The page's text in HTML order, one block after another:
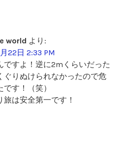
world より:
22日 2:33 PM
ですよ！逆に2mくらいだった
ぐりぬけられなかったので危
です！（笑）
旅は安全第一です！